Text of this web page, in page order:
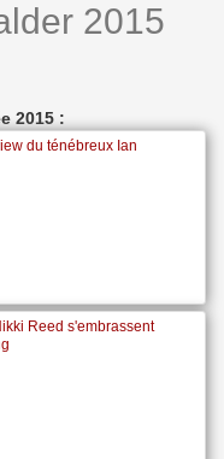
2015
2015 :
du ténébreux Ian
Reed s'embrassent